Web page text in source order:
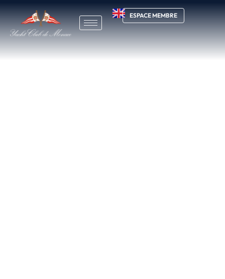
ESPACE MEMBRE